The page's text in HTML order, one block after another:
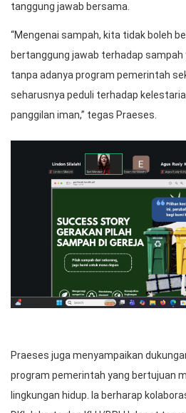
tanggung jawab bersama.
“Mengenai sampah, kita tidak boleh
bertanggung jawab terhadap sampah
tanpa adanya program pemerintah
seharusnya peduli terhadap
panggilan iman,” tegas Praeses.
Praeses juga menyampaikan
program pemerintah yang bertujuan
lingkungan hidup. Ia berharap